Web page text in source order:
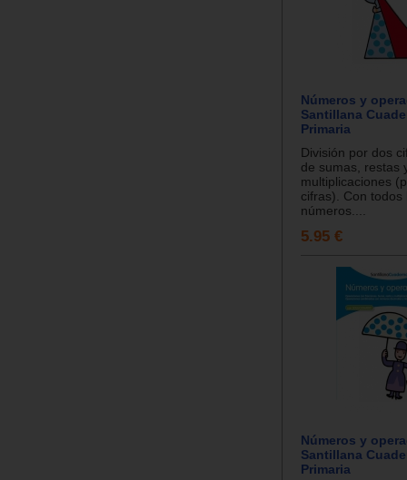
Números y
Santillana
Primaria
División por dos
de sumas, restas
multiplicaciones
cifras). Con todos
números....
5.95 €
Números y
Santillana
Primaria